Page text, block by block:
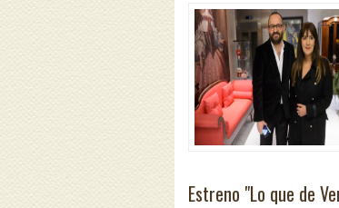
Estreno "Lo que de